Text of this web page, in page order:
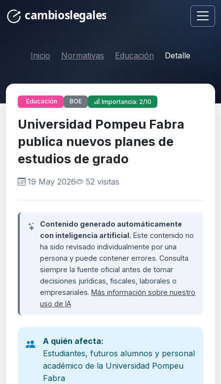
Inicio Normativas Educación Detalle
Educación BOE Importancia: 2/10
Universidad Pompeu Fabra
publica nuevos planes de
estudios de grado
19 May 2026 52 visitas
Contenido generado automáticamente
con inteligencia artificial. Este contenido no
ha sido revisado individualmente por una
persona y puede contener errores. Consulta
siempre la fuente oficial antes de tomar
decisiones jurídicas, fiscales, laborales o
empresariales. Más información sobre nuestro
uso de IA
A quién afecta:
Estudiantes, futuros alumnos y personal
académico de la Universidad Pompeu
Fabra